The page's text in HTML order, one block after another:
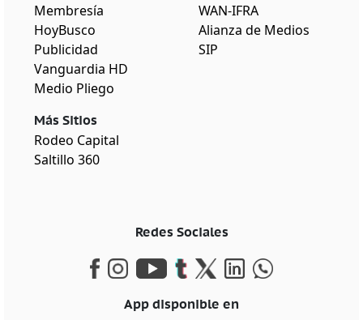
Membresía
HoyBusco
Publicidad
Vanguardia HD
Medio Pliego
Más Sitios
Rodeo Capital
Saltillo 360
WAN-IFRA
Alianza de Medios
SIP
Redes Sociales
App disponible en